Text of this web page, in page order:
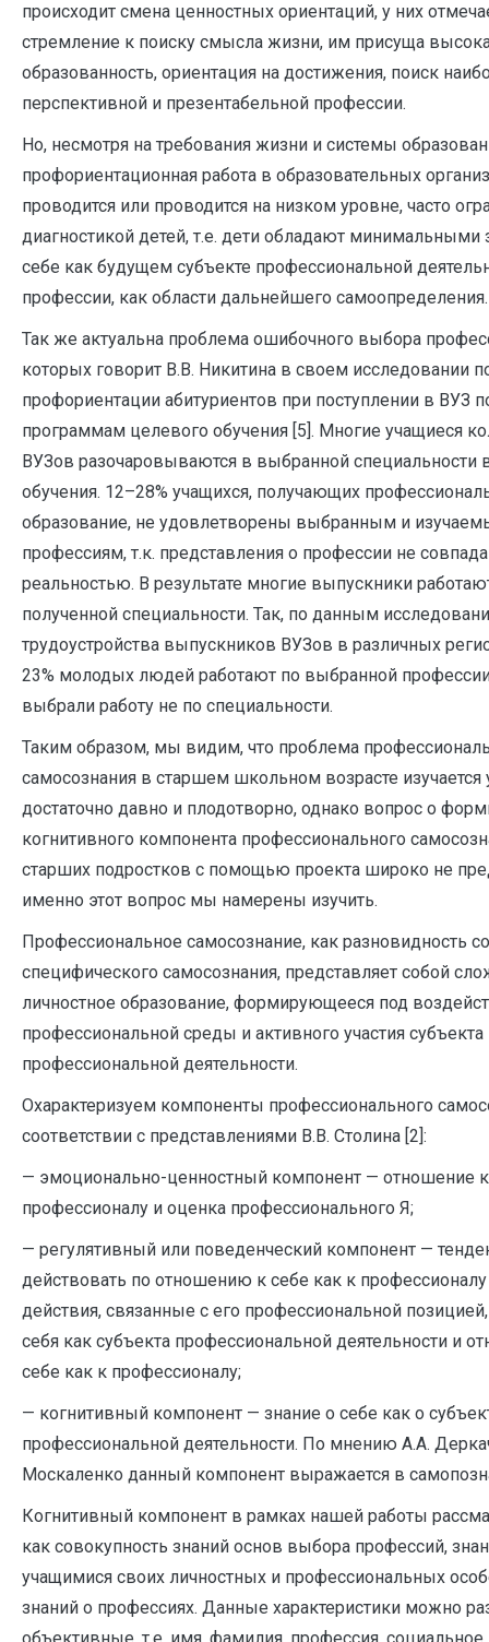
происходит смена ценностных ориентаций, у них
стремление к поиску смысла жизни, им присуща
образованность, ориентация на достижения, поиск
перспективной и презентабельной профессии.
Но, несмотря на требования жизни и системы
профориентационная работа в образовательных
проводится или проводится на низком уровне, часто
диагностикой детей, т.е. дети обладают минимальными
себе как будущем субъекте профессиональной
профессии, как области дальнейшего самоопределения.
Так же актуальна проблема ошибочного выбора
которых говорит В.В. Никитина в своем исследовании
профориентации абитуриентов при поступлении в ВУЗ
программам целевого обучения [5]. Многие учащиеся
ВУЗов разочаровываются в выбранной специальности
обучения. 12–28% учащихся, получающих
образование, не удовлетворены выбранным и
профессиям, т.к. представления о профессии не
реальностью. В результате многие выпускники
полученной специальности. Так, по данным
трудоустройства выпускников ВУЗов в различных
23% молодых людей работают по выбранной
выбрали работу не по специальности.
Таким образом, мы видим, что проблема
самосознания в старшем школьном возрасте изучается
достаточно давно и плодотворно, однако вопрос о
когнитивного компонента профессионального
старших подростков с помощью проекта широко не
именно этот вопрос мы намерены изучить.
Профессиональное самосознание, как разновидность
специфического самосознания, представляет собой
личностное образование, формирующееся под
профессиональной среды и активного участия субъекта
профессиональной деятельности.
Охарактеризуем компоненты профессионального
соответствии с представлениями В.В. Столина [2]:
— эмоционально-ценностный компонент — отношение
профессионалу и оценка профессионального Я;
— регулятивный или поведенческий компонент —
действовать по отношению к себе как к
действия, связанные с его профессиональной
себя как субъекта профессиональной деятельности и
себе как к профессионалу;
— когнитивный компонент — знание о себе как о
профессиональной деятельности. По мнению А.А.
Москаленко данный компонент выражается в
Когнитивный компонент в рамках нашей работы
как совокупность знаний основ выбора профессий,
учащимися своих личностных и профессиональных
знаний о профессиях. Данные характеристики можно